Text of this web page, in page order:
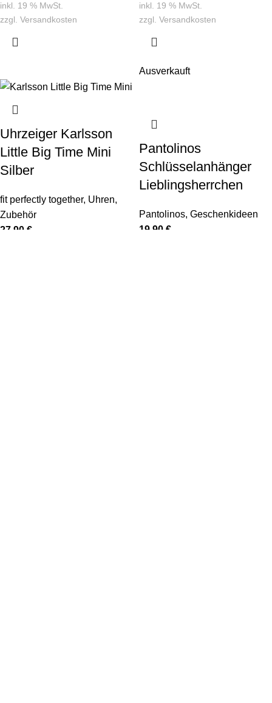
inkl. 19 % MwSt.
zzgl. Versandkosten
inkl. 19 % MwSt.
zzgl. Versandkosten
Uhrzeiger Karlsson
Little Big Time Mini
Silber
fit perfectly together, Uhren,
Zubehör
27,90 €
Ausverkauft
Pantolinos
Schlüsselanhänger
Lieblingsherrchen
Pantolinos, Geschenkideen
19,90 €